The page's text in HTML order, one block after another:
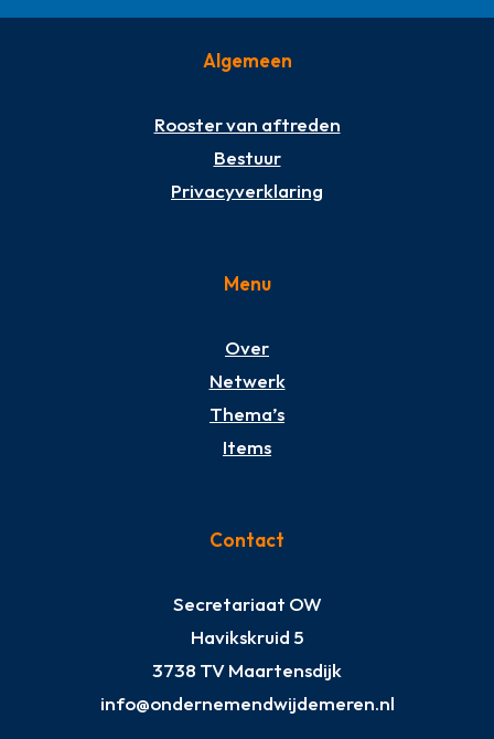
Algemeen
Rooster van aftreden
Bestuur
Privacyverklaring
Menu
Over
Netwerk
Thema’s
Items
Contact
Secretariaat OW
Havikskruid 5
3738 TV Maartensdijk
info@ondernemendwijdemeren.nl